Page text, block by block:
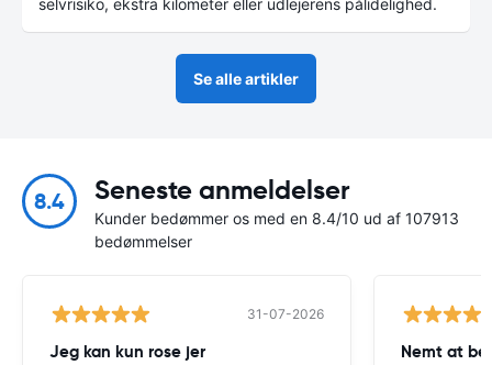
selvrisiko, ekstra kilometer eller udlejerens pålidelighed.
Se alle artikler
8.4 Seneste anmeldelser
Kunder bedømmer os med en 8.4/10 ud af 107913
bedømmelser
31-07-2026
Jeg kan kun rose jer Nemt at